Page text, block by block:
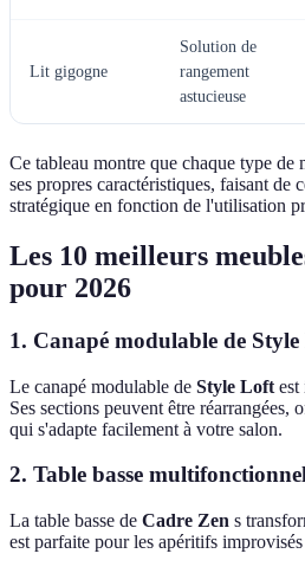
Lit gigogne
Solution de
rangement
astucieuse
Ce tableau montre que chaque type de
ses propres caractéristiques, faisant de
stratégique en fonction de l'utilisation
Les 10 meilleurs
pour 2026
1. Canapé modulable de
Le canapé modulable de Style Loft est
Ses sections peuvent être réarrangées,
qui s'adapte facilement à votre salon.
2. Table basse
La table basse de Cadre Zen s
est parfaite pour les apéritifs